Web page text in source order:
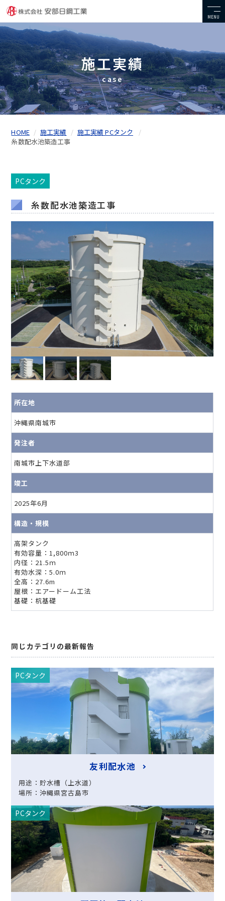
MENU
施工実績
case
HOME 施工実績
施工実績 PCタンク
糸数配水池築造工事
PCタンク
糸数配水池築造工事
所在地
沖縄県南城市
発注者
南城市上下水道部
竣工
2025年6月
構造・規模
高架タンク
有効容量：1,800ｍ3
内径：21.5ｍ
有効水深：5.0ｍ
全高：27.6m
屋根：エアードーム工法
基礎：杭基礎
同じカテゴリの最新報告
PCタンク
友利配水池
用途：貯水槽（上水道）
場所：沖縄県宮古島市
PCタンク